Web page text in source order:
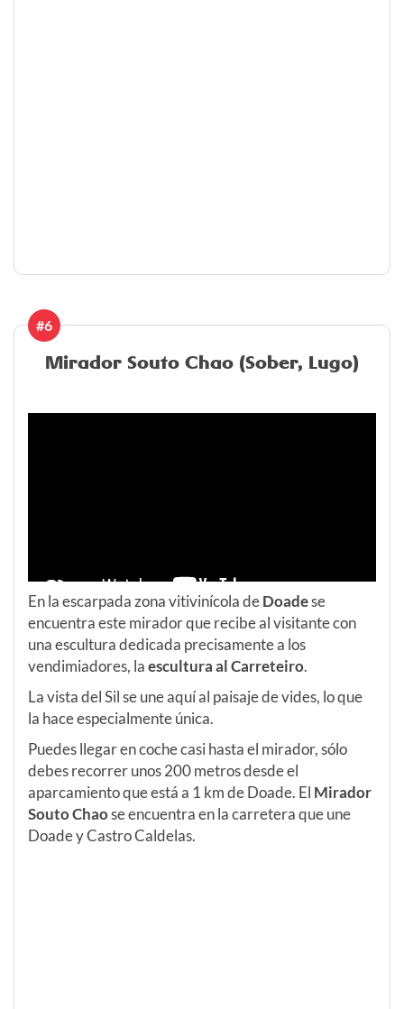
#6
Mirador Souto Chao (Sober, Lugo)
En la escarpada zona vitivinícola deDoadese
encuentra este mirador que recibe al visitante con
una escultura dedicada precisamente a los
vendimiadores, laescultura al Carreteiro.
La vista del Sil se une aquí al paisaje de vides, lo que
la hace especialmente única.
Puedes llegar en coche casi hasta el mirador, sólo
debes recorrer unos 200 metros desde el
aparcamiento que está a 1 km de Doade. El Mirador
Souto Chaose encuentra en la carretera que une
Doade y Castro Caldelas.